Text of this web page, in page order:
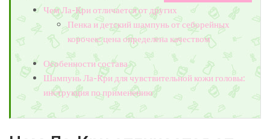
Чем Ла-Кри отличается от других
Пенка и детский шампунь от себорейных
корочек: цена определена качеством
Особенности состава
Шампунь Ла-Кри для чувствительной кожи головы:
инструкция по применению